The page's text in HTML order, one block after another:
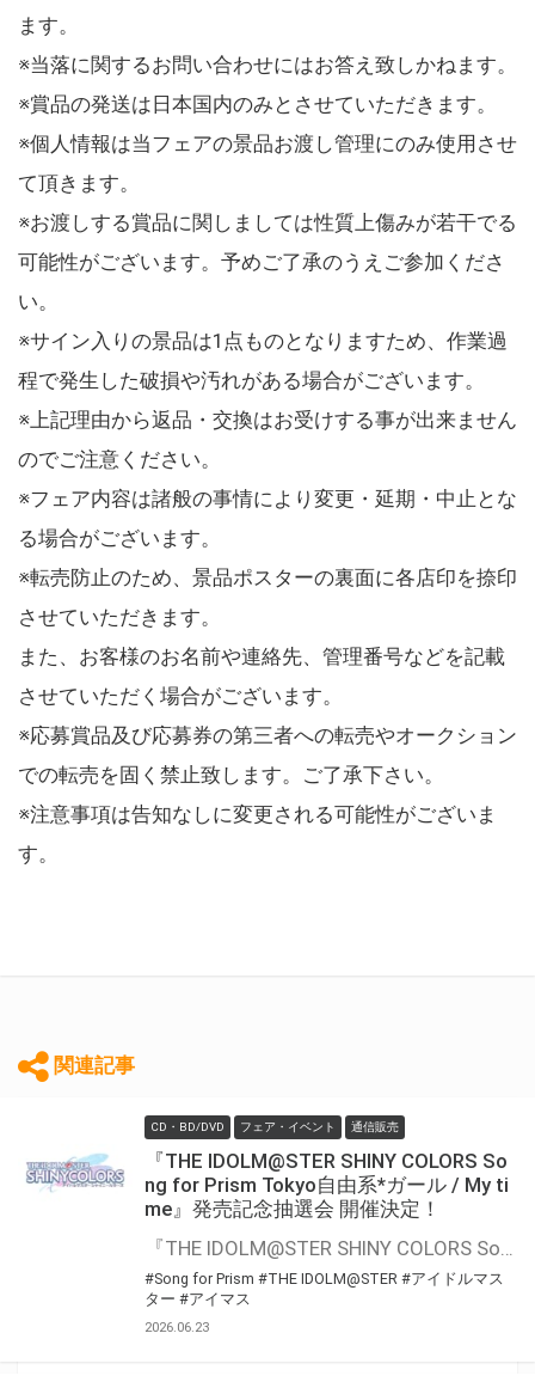
ます。
※当落に関するお問い合わせにはお答え致しかねます。
※賞品の発送は日本国内のみとさせていただきます。
※個人情報は当フェアの景品お渡し管理にのみ使用させ
て頂きます。
※お渡しする賞品に関しましては性質上傷みが若干でる
可能性がございます。予めご了承のうえご参加くださ
い。
※サイン入りの景品は1点ものとなりますため、作業過
程で発生した破損や汚れがある場合がございます。
※上記理由から返品・交換はお受けする事が出来ません
のでご注意ください。
※フェア内容は諸般の事情により変更・延期・中止とな
る場合がございます。
※転売防止のため、景品ポスターの裏面に各店印を捺印
させていただきます。
また、お客様のお名前や連絡先、管理番号などを記載
させていただく場合がございます。
※応募賞品及び応募券の第三者への転売やオークション
での転売を固く禁止致します。ご了承下さい。
※注意事項は告知なしに変更される可能性がございま
す。
関連記事
CD・BD/DVD フェア・イベント 通信販売
『THE IDOLM@STER SHINY COLORS So
ng for Prism Tokyo自由系*ガール / My ti
me』発売記念抽選会 開催決定！
#Song for Prism #THE IDOLM@STER #アイドルマス
ター #アイマス
2026.06.23